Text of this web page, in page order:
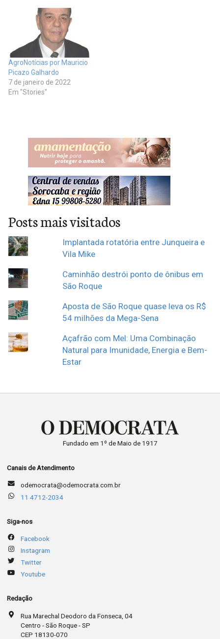
naquele país. A atuação
conjunta está prevista na
Resolução número 1 da
Comissão Sul Americana
da Luta…
AgroNotícias por Mauricio
Picazo Galhardo
7 de janeiro de 2022
Em "Stories"
Posts mais visitados
Implantada rotatória entre Junqueira e
Vila Mike
Caminhão destrói ponto de ônibus em
São Roque
Aposta de São Roque quase leva os R$
54 milhões da Mega-Sena
Açafrão com Mel: Uma Combinação
Natural para Imunidade, Energia e Bem-
Estar
Fundado em 1º de Maio de 1917
Canais de Atendimento
odemocrata@odemocrata.com.br
11 4712-2034
Siga-nos
Facebook
Instagram
Twitter
Youtube
Redação
Rua Marechal Deodoro da Fonseca, 04
Centro - São Roque - SP
CEP 18130-070